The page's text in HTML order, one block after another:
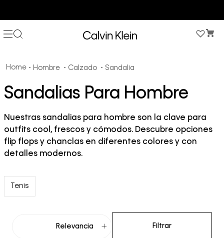
Hombre Calzado Sandalia
Sandalias Para Hombre
Nuestras sandalias para hombre son la clave para
outfits cool, frescos y cómodos. Descubre opciones
flip flops y chanclas en diferentes colores y con
detalles modernos.
Tenis
Relevancia Filtrar